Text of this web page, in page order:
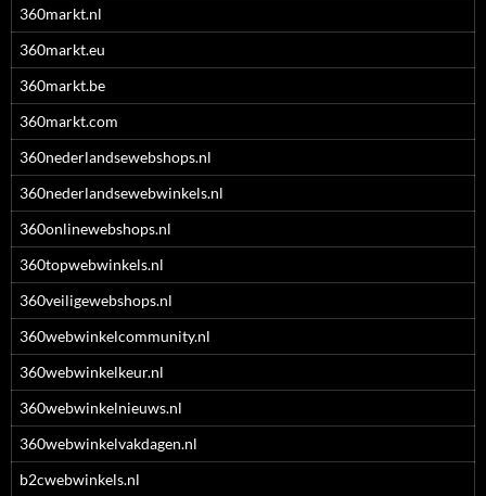
360markt.nl
360markt.eu
360markt.be
360markt.com
360nederlandsewebshops.nl
360nederlandsewebwinkels.nl
360onlinewebshops.nl
360topwebwinkels.nl
360veiligewebshops.nl
360webwinkelcommunity.nl
360webwinkelkeur.nl
360webwinkelnieuws.nl
360webwinkelvakdagen.nl
b2cwebwinkels.nl